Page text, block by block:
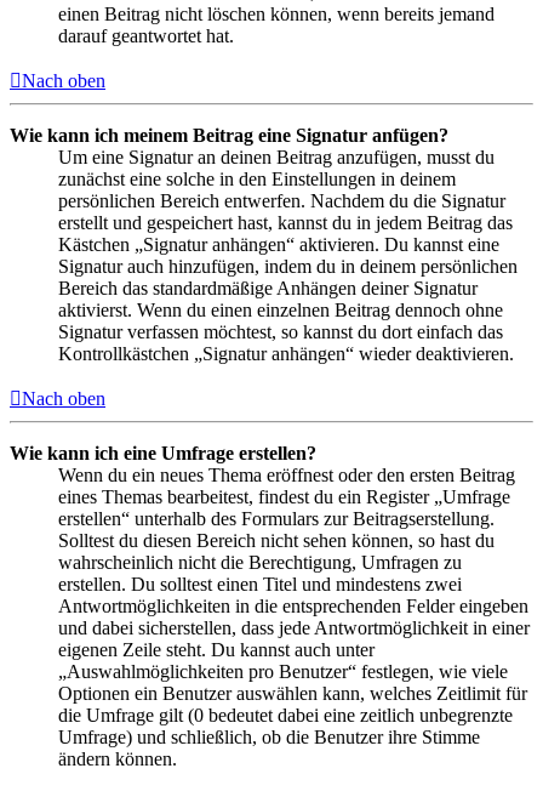
einen Beitrag nicht löschen können, wenn bereits jemand
darauf geantwortet hat.
Nach oben
Wie kann ich meinem Beitrag eine Signatur anfügen?
Um eine Signatur an deinen Beitrag anzufügen, musst du
zunächst eine solche in den Einstellungen in deinem
persönlichen Bereich entwerfen. Nachdem du die Signatur
erstellt und gespeichert hast, kannst du in jedem Beitrag das
Kästchen „Signatur anhängen“ aktivieren. Du kannst eine
Signatur auch hinzufügen, indem du in deinem persönlichen
Bereich das standardmäßige Anhängen deiner Signatur
aktivierst. Wenn du einen einzelnen Beitrag dennoch ohne
Signatur verfassen möchtest, so kannst du dort einfach das
Kontrollkästchen „Signatur anhängen“ wieder deaktivieren.
Nach oben
Wie kann ich eine Umfrage erstellen?
Wenn du ein neues Thema eröffnest oder den ersten Beitrag
eines Themas bearbeitest, findest du ein Register „Umfrage
erstellen“ unterhalb des Formulars zur Beitragserstellung.
Solltest du diesen Bereich nicht sehen können, so hast du
wahrscheinlich nicht die Berechtigung, Umfragen zu
erstellen. Du solltest einen Titel und mindestens zwei
Antwortmöglichkeiten in die entsprechenden Felder eingeben
und dabei sicherstellen, dass jede Antwortmöglichkeit in einer
eigenen Zeile steht. Du kannst auch unter
„Auswahlmöglichkeiten pro Benutzer“ festlegen, wie viele
Optionen ein Benutzer auswählen kann, welches Zeitlimit für
die Umfrage gilt (0 bedeutet dabei eine zeitlich unbegrenzte
Umfrage) und schließlich, ob die Benutzer ihre Stimme
ändern können.